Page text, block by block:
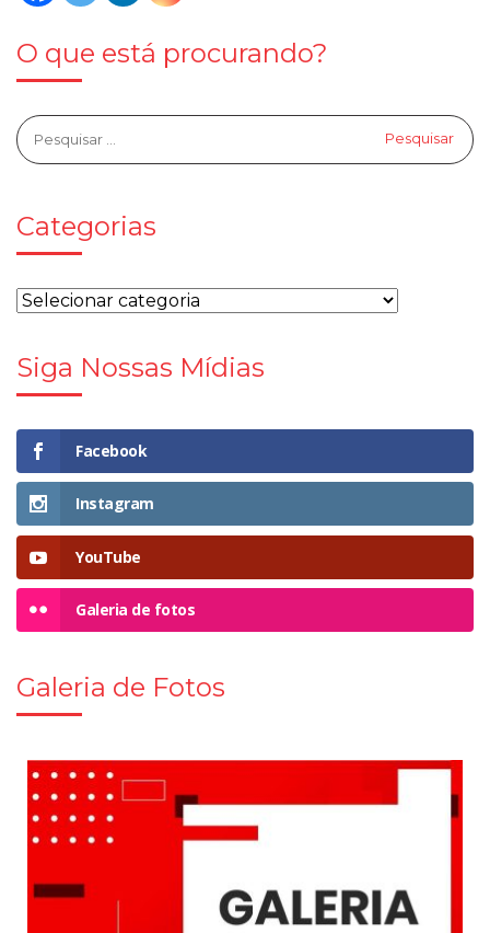
O que está procurando?
Categorias
Siga Nossas Mídias
Facebook
Instagram
YouTube
Galeria de fotos
Galeria de Fotos